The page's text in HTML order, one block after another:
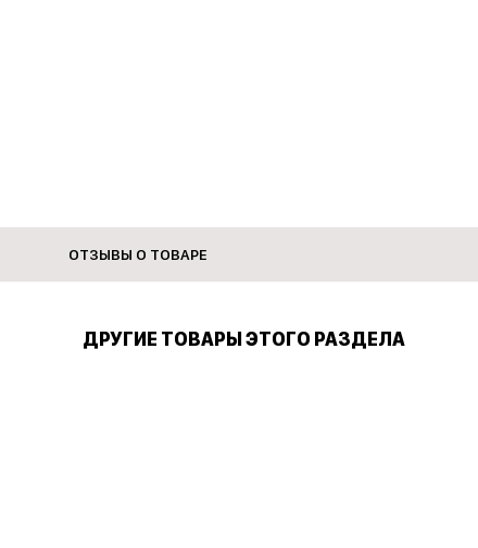
длина изделия
ОТЗЫВЫ О ТОВАРЕ
ДРУГИЕ ТОВАРЫ ЭТОГО РАЗДЕЛА